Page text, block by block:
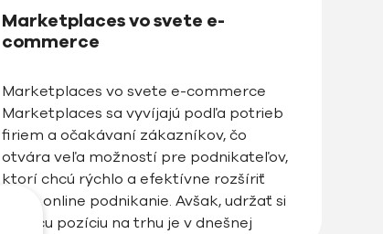
Marketplaces vo svete e-
commerce
Marketplaces vo svete e-commerce
Marketplaces sa vyvíjajú podľa potrieb
firiem a očakávaní zákazníkov, čo
otvára veľa možností pre podnikateľov,
ktorí chcú rýchlo a efektívne rozšíriť
svoje online podnikanie. Avšak, udržať si
vedúcu pozíciu na trhu je v dnešnej